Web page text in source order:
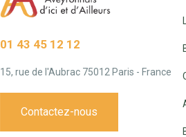
01 43 45 12 12
15, rue de l'Aubrac 75012 Paris - France
Contactez-nous